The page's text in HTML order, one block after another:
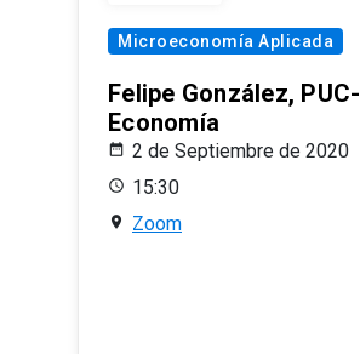
Microeconomía Aplicada
Felipe González, PUC-
Economía
2 de Septiembre de 2020
15:30
Zoom